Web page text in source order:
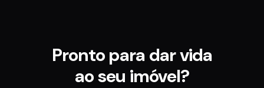
Pronto para dar vida
ao seu imóvel?